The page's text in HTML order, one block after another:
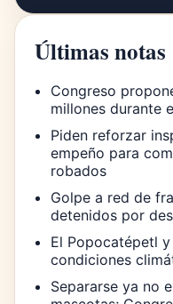
Últimas notas
Congreso
millones durante
Piden reforzar
empeño para
robados
Golpe a red de
detenidos por
El Popocatépetl
condiciones
Separarse ya no